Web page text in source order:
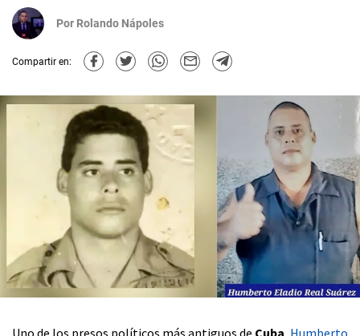
Por Rolando Nápoles
Compartir en: